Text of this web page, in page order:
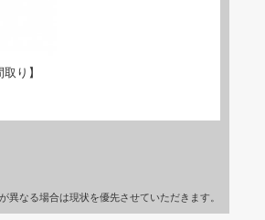
り】
なる場合は現状を優先させていただきます。